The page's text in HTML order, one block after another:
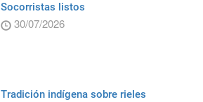
Socorristas listos
30/07/2026
Tradición indígena sobre rieles